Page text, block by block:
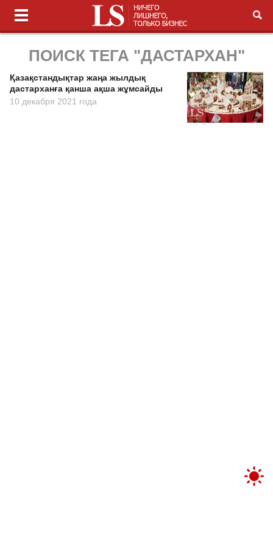
ПОИСК ТЕГА "ДАСТАРХАН"
Қазақстандықтар жаңа жылдық
дастарханға қанша ақша жұмсайды
10 декабря 2021 года